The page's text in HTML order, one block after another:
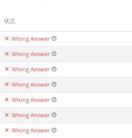
状态
Wrong Answer
Wrong Answer
Wrong Answer
Wrong Answer
Wrong Answer
Wrong Answer
Wrong Answer